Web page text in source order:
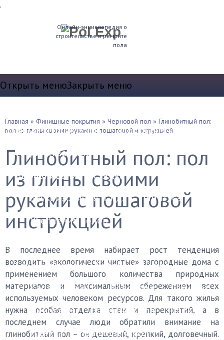
.
Онлайн-энциклопедия о
строительстве и ремонте
пола
Открыть менюЗакрыть меню
Водяные теплые полы
Электрические полы
Устройство пола
Выравнивание и стяжка
Звукоизоляция и т.д.
Плинтуса
Утепление полов
Бетонный пол
Деревянный пол
Керамогранит
Ковролин
Ламинат
Линолеум
Наливной пол
Паркет
Плитка
Пробковый пол
Главная » Финишные покрытия » Черновой пол » Глинобитный пол:
пол из глины своими руками с пошаговой инструкцией
Глинобитный пол: пол
из глины своими
руками с пошаговой
инструкцией
В последнее время набирает рост тенденция
возводить «экологически чистые» загородные дома с
применением большого количества природных
материалов и максимальным сбережением всех
используемых человеком ресурсов. Для такого жилья
нужна особая отделка стен и перекрытий, а в
последнем случае люди обратили внимание на
глинобитный пол – он дешевый, крепкий, долговечный.